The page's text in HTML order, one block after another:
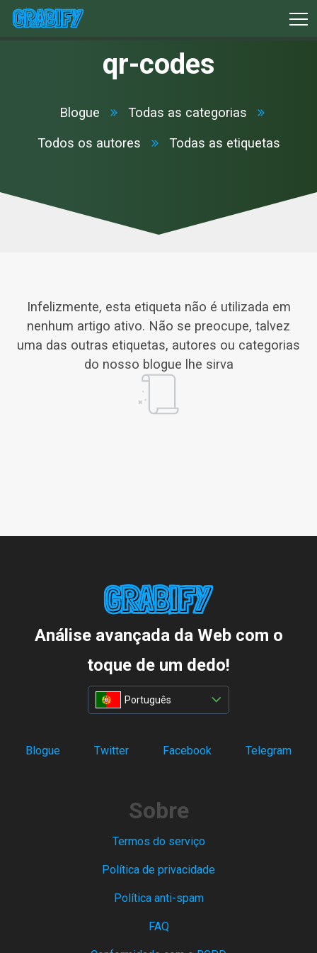
qr-codes
Blogue Todas as categorias
Todos os autores Todas as etiquetas
Análise avançada da Web com o
toque de um dedo!
Português
Blogue Twitter Facebook Telegram
Sobre
Termos do serviço
Política de privacidade
Política anti-spam
FAQ